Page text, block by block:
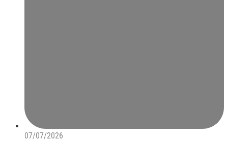
07/07/2026